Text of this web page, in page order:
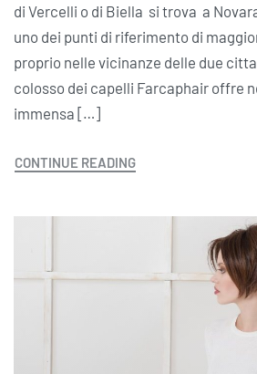
di Vercelli o di Biella si trova a
uno dei punti di riferimento di
proprio nelle vicinanze delle due
colosso dei capelli Farcaphair offre
immensa […]
CONTINUE READING